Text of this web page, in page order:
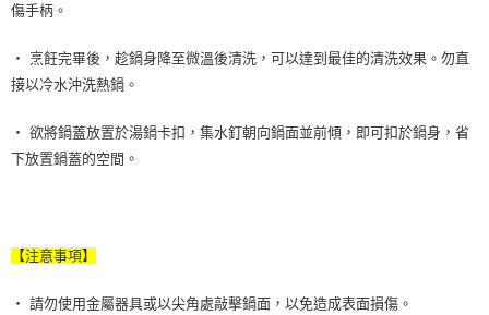
傷手柄。
‧ 烹飪完畢後，趁鍋身降至微溫後清洗，可以達到最佳的清洗效果。勿直
接以冷水沖洗熱鍋。
‧ 欲將鍋蓋放置於湯鍋卡扣，集水釘朝向鍋面並前傾，即可扣於鍋身，省
下放置鍋蓋的空間。
【注意事項】
‧ 請勿使用金屬器具或以尖角處敲擊鍋面，以免造成表面損傷。